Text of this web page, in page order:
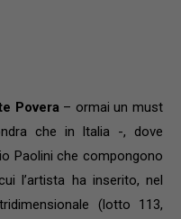
Povera– ormai un must
che in Italia -, dove
Paolini che compongono
l’artista ha inserito, nel
(lotto 113,